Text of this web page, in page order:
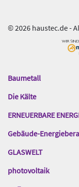
© 2026 haustec.de -
Das
Gentner
Baumetall
Die Kälte
ERNEUERBARE
Gebäude-
GLASWELT
photovoltaik